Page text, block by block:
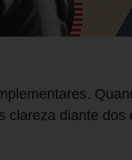
diante dos